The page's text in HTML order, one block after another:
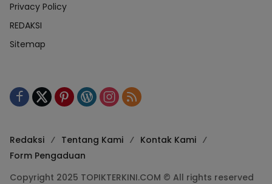
Privacy Policy
REDAKSI
Sitemap
Redaksi Tentang Kami
Kontak Kami
Form Pengaduan
Copyright 2025 TOPIKTERKINI.COM © All rights reserved